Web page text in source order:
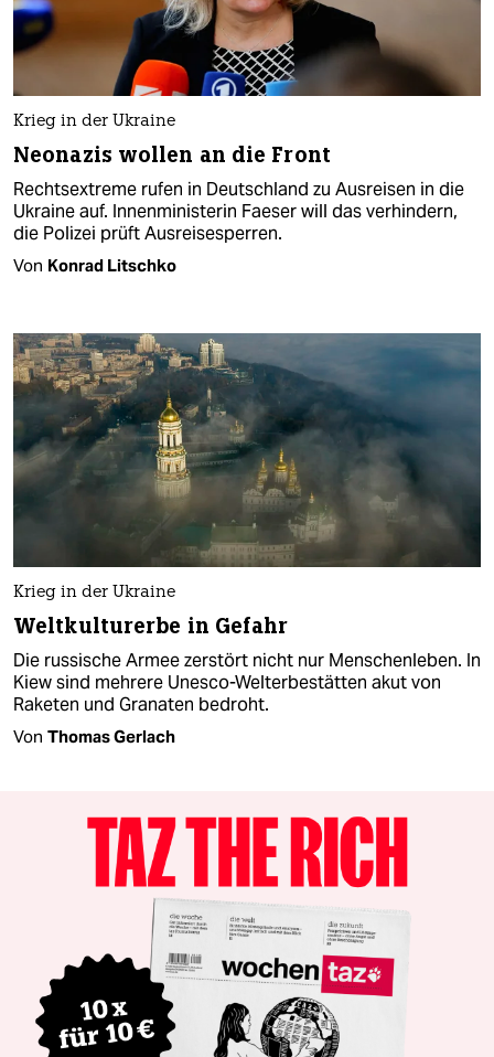
Krieg in der Ukraine
Neonazis wollen an die Front
Rechtsextreme rufen in Deutschland zu Ausreisen in die
Ukraine auf. Innenministerin Faeser will das verhindern,
die Polizei prüft Ausreisesperren.
Von Konrad Litschko
Krieg in der Ukraine
Weltkulturerbe in Gefahr
Die russische Armee zerstört nicht nur Menschenleben. In
Kiew sind mehrere Unesco-Welterbestätten akut von
Raketen und Granaten bedroht.
Von Thomas Gerlach